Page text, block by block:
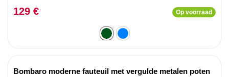
129 € Op voorraad
Bombaro moderne fauteuil met vergulde metalen poten